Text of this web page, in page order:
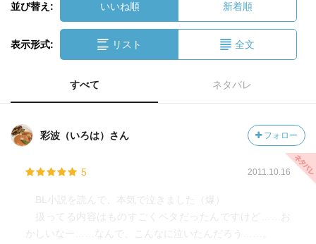
並び替え: いいね順 新着順
表示形式: リスト 全文
すべて ネタバレ
彩波（いろは）さん フォロー
5 2011.10.16
BL小説を読んで、本気で泣きました（爆）
扱ってる内容はものすごくベタだったんですけど……お
かしいなー……なんで、こんなに泣いたんだろう……。